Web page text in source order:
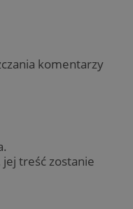
komentarzy
treść zostanie